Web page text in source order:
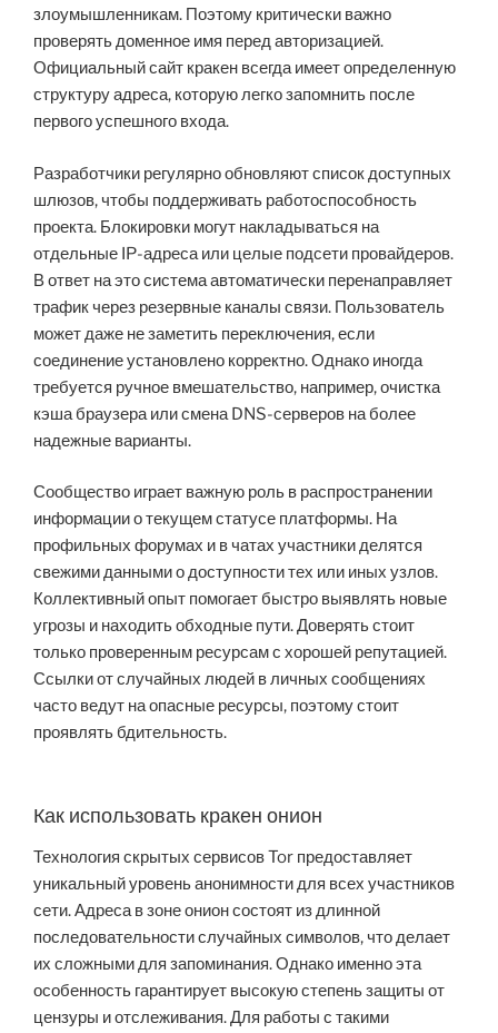
злоумышленникам. Поэтому критически важно
проверять доменное имя перед авторизацией.
Официальный сайт кракен всегда имеет определенную
структуру адреса, которую легко запомнить после
первого успешного входа.
Разработчики регулярно обновляют список доступных
шлюзов, чтобы поддерживать работоспособность
проекта. Блокировки могут накладываться на
отдельные IP-адреса или целые подсети провайдеров.
В ответ на это система автоматически перенаправляет
трафик через резервные каналы связи. Пользователь
может даже не заметить переключения, если
соединение установлено корректно. Однако иногда
требуется ручное вмешательство, например, очистка
кэша браузера или смена DNS-серверов на более
надежные варианты.
Сообщество играет важную роль в распространении
информации о текущем статусе платформы. На
профильных форумах и в чатах участники делятся
свежими данными о доступности тех или иных узлов.
Коллективный опыт помогает быстро выявлять новые
угрозы и находить обходные пути. Доверять стоит
только проверенным ресурсам с хорошей репутацией.
Ссылки от случайных людей в личных сообщениях
часто ведут на опасные ресурсы, поэтому стоит
проявлять бдительность.
Как использовать кракен онион
Технология скрытых сервисов Tor предоставляет
уникальный уровень анонимности для всех участников
сети. Адреса в зоне онион состоят из длинной
последовательности случайных символов, что делает
их сложными для запоминания. Однако именно эта
особенность гарантирует высокую степень защиты от
цензуры и отслеживания. Для работы с такими